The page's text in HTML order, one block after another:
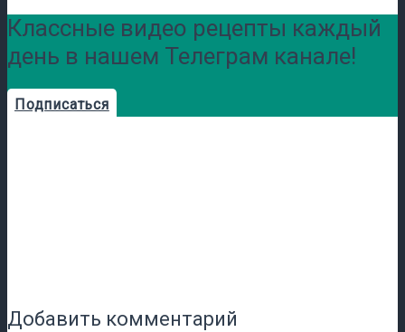
Классные видео рецепты каждый
день в нашем Телеграм канале!
Подписаться
Добавить комментарий